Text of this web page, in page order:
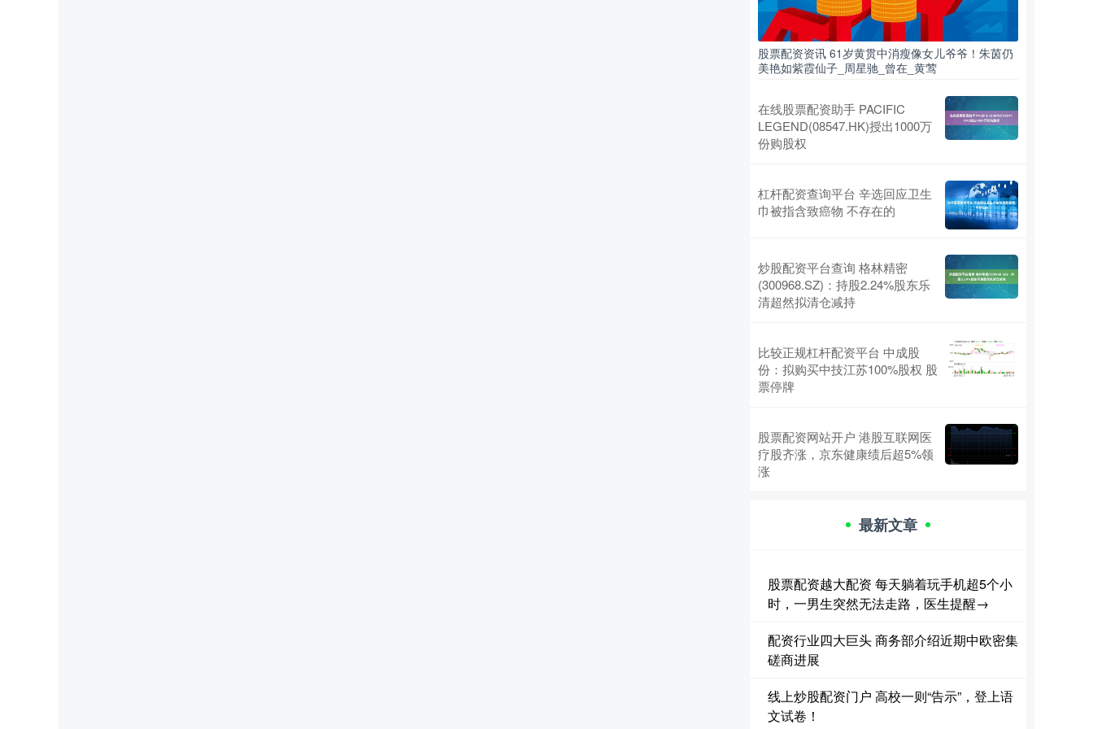
股票配资资讯 61岁黄贯中消瘦像女儿爷爷！朱茵仍
美艳如紫霞仙子_周星驰_曾在_黄莺
在线股票配资助手 PACIFIC
LEGEND(08547.HK)授出1000万
份购股权
杠杆配资查询平台 辛选回应卫生
巾被指含致癌物 不存在的
炒股配资平台查询 格林精密
(300968.SZ)：持股2.24%股东乐
清超然拟清仓减持
比较正规杠杆配资平台 中成股
份：拟购买中技江苏100%股权 股
票停牌
股票配资网站开户 港股互联网医
疗股齐涨，京东健康绩后超5%领
涨
最新文章
股票配资越大配资 每天躺着玩手机超5个小
时，一男生突然无法走路，医生提醒→
配资行业四大巨头 商务部介绍近期中欧密集
磋商进展
线上炒股配资门户 高校一则“告示”，登上语
文试卷！